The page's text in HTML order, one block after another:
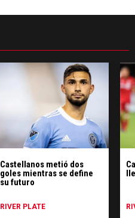
Castellanos metió dos
goles mientras se define
su futuro
RIVER PLATE